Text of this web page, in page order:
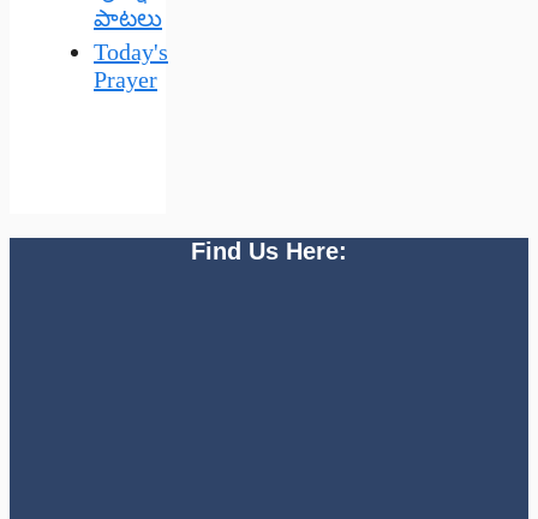
పాటలు
Today's
Prayer
Find Us Here: